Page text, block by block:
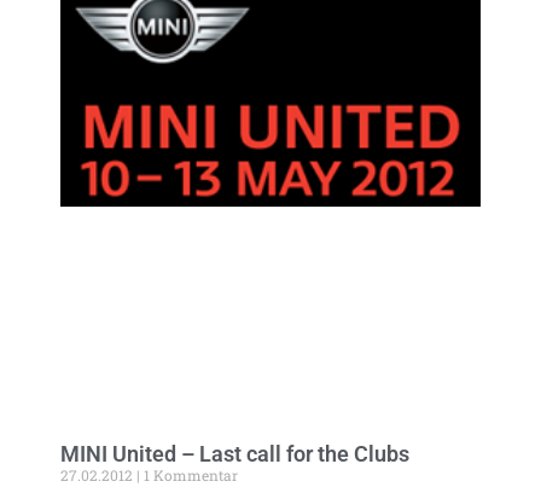
MINI United – Last call for the Clubs
27.02.2012
1 Kommentar